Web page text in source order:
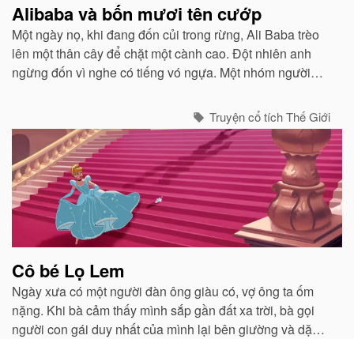
Alibaba và bốn mươi tên cướp
Một ngày nọ, khi đang đốn củi trong rừng, Ali Baba trèo
lên một thân cây để chặt một cành cao. Đột nhiên anh
ngừng đốn vì nghe có tiếng vó ngựa. Một nhóm người
Truyện cổ tích Thế Giới
Cô bé Lọ Lem
Ngày xưa có một người đàn ông giàu có, vợ ông ta ốm
nặng. Khi bà cảm thấy mình sắp gần đất xa trời, bà gọi
người con gái duy nhất của mình lại bên giường và dặn